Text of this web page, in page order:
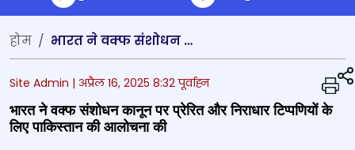
Transcript summary
प्ले ऑडियो
होम भारत ने वक्फ संशोधन कानून पर प्रेरित और निराधार टिप्पणियों के लिए पाकिस्तान की आलोचना की
Site Admin | अप्रैल 16, 2025 8:32 पूर्वाह्न
भारत ने वक्फ संशोधन कानून पर प्रेरित और निराधार टिप्पणियों के
लिए पाकिस्तान की आलोचना की